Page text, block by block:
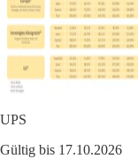
UPS
Gültig bis 17.10.2026